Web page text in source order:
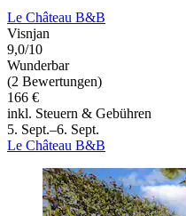
Le Château B&B
Visnjan
9,0/10
Wunderbar
(2 Bewertungen)
166 €
inkl. Steuern & Gebühren
5. Sept.–6. Sept.
Le Château B&B